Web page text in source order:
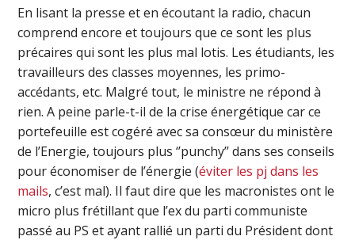
En lisant la presse et en écoutant la radio, chacun
comprend encore et toujours que ce sont les plus
précaires qui sont les plus mal lotis. Les étudiants, les
travailleurs des classes moyennes, les primo-
accédants, etc. Malgré tout, le ministre ne répond à
rien. A peine parle-t-il de la crise énergétique car ce
portefeuille est cogéré avec sa consœur du ministère
de l’Energie, toujours plus ‘’punchy’’ dans ses conseils
pour économiser de l’énergie (éviter les pj dans les
mails, c’est mal). Il faut dire que les macronistes ont le
micro plus frétillant que l’ex du parti communiste
passé au PS et ayant rallié un parti du Président dont